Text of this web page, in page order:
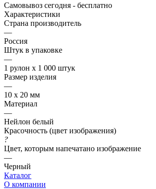
Самовывоз сегодня - бесплатно
Характеристики
Страна производитель
—
Россия
Штук в упаковке
—
1 рулон х 1 000 штук
Размер изделия
—
10 х 20 мм
Материал
—
Нейлон белый
Красочность (цвет изображения)
?
Цвет, которым напечатано изображение
—
Черный
Каталог
О компании